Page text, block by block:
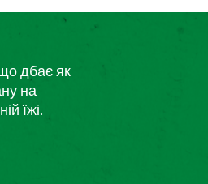
дбає як
на
їжі.